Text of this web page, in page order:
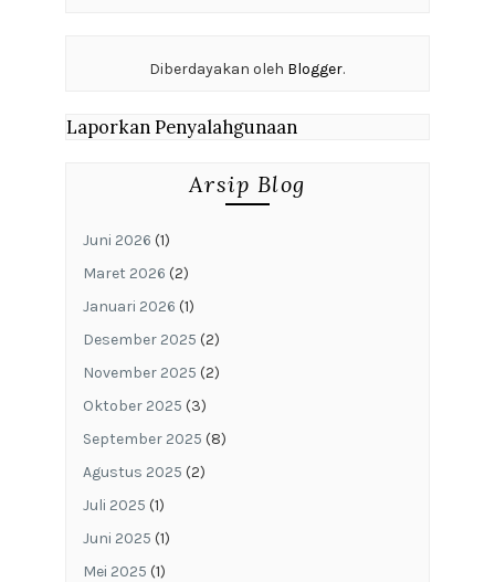
Diberdayakan oleh Blogger.
Laporkan Penyalahgunaan
Arsip Blog
Juni 2026 (1)
Maret 2026 (2)
Januari 2026 (1)
Desember 2025 (2)
November 2025 (2)
Oktober 2025 (3)
September 2025 (8)
Agustus 2025 (2)
Juli 2025 (1)
Juni 2025 (1)
Mei 2025 (1)